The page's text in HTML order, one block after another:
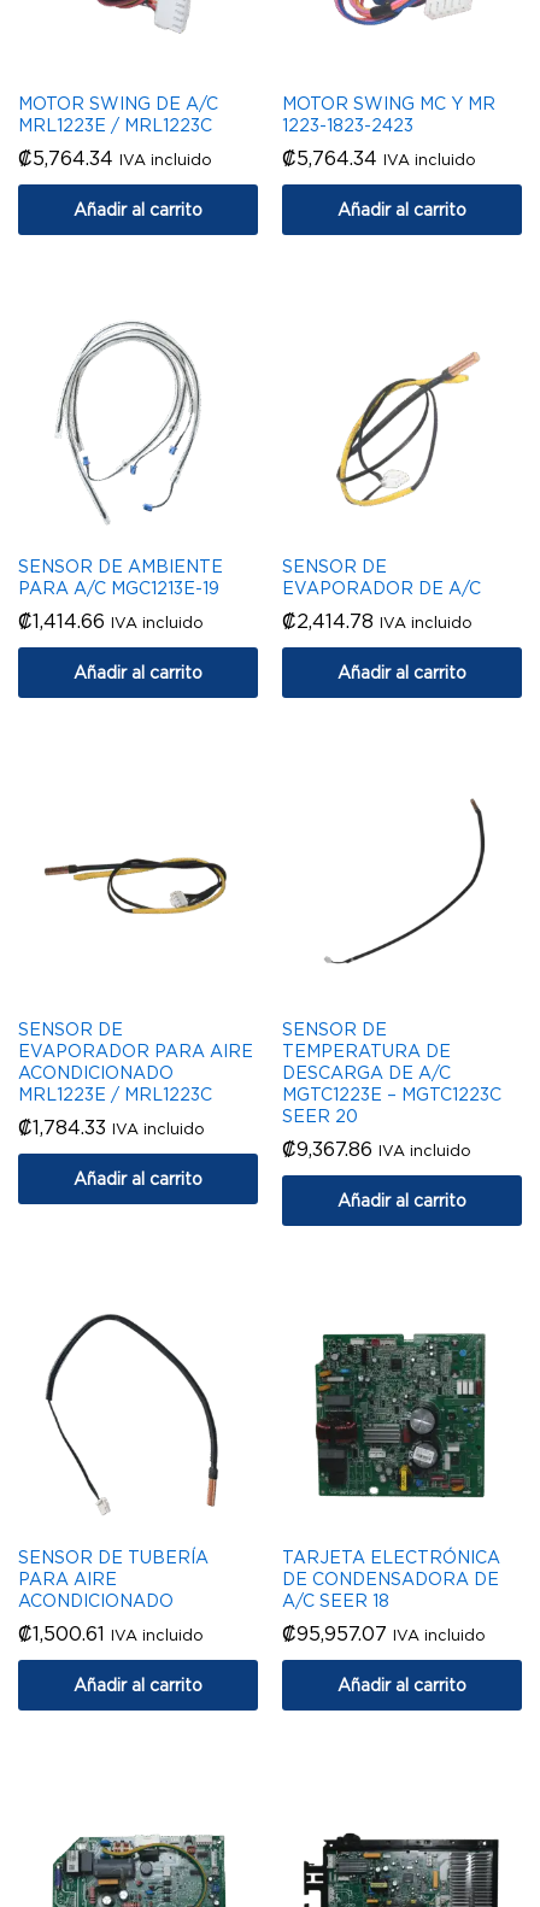
MOTOR SWING DE A/C
MRL1223E / MRL1223C
₡5,764.34 IVA incluido
Añadir al carrito
MOTOR SWING MC Y MR
1223-1823-2423
₡5,764.34 IVA incluido
Añadir al carrito
SENSOR DE AMBIENTE
PARA A/C MGC1213E-19
₡1,414.66 IVA incluido
Añadir al carrito
SENSOR DE
EVAPORADOR DE A/C
₡2,414.78 IVA incluido
Añadir al carrito
SENSOR DE
EVAPORADOR PARA AIRE
ACONDICIONADO
MRL1223E / MRL1223C
₡1,784.33 IVA incluido
Añadir al carrito
SENSOR DE
TEMPERATURA DE
DESCARGA DE A/C
MGTC1223E – MGTC1223C
SEER 20
₡9,367.86 IVA incluido
Añadir al carrito
SENSOR DE TUBERÍA
PARA AIRE
ACONDICIONADO
₡1,500.61 IVA incluido
Añadir al carrito
TARJETA ELECTRÓNICA
DE CONDENSADORA DE
A/C SEER 18
₡95,957.07 IVA incluido
Añadir al carrito